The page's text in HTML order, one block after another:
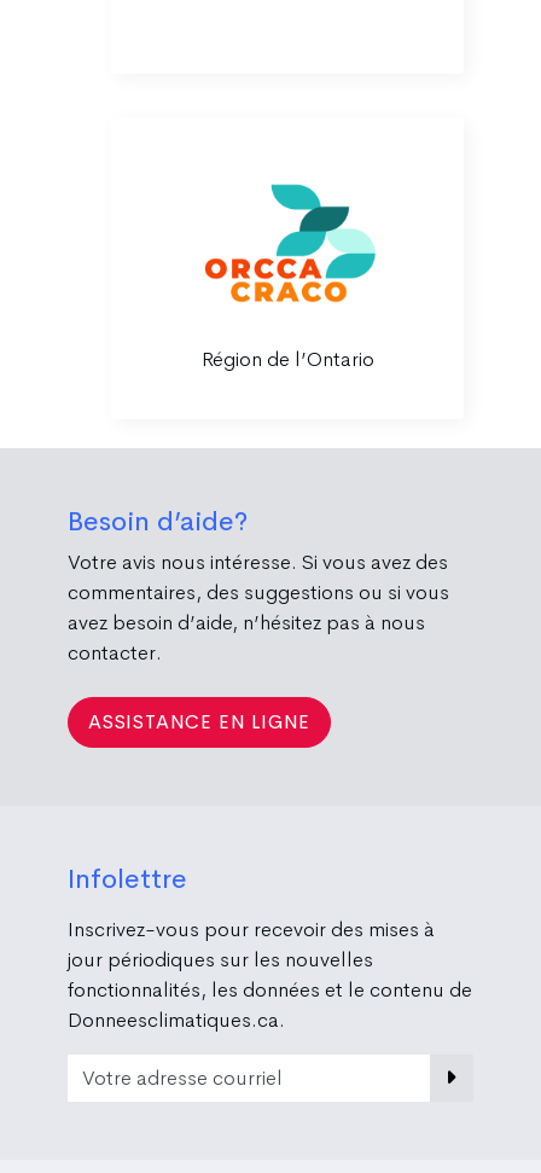
Région de l’Ontario
Besoin d’aide?
Votre avis nous intéresse. Si vous avez des
commentaires, des suggestions ou si vous
avez besoin d’aide, n’hésitez pas à nous
contacter.
ASSISTANCE EN LIGNE
Infolettre
Inscrivez-vous pour recevoir des mises à
jour périodiques sur les nouvelles
fonctionnalités, les données et le contenu de
Donneesclimatiques.ca.
Email Address